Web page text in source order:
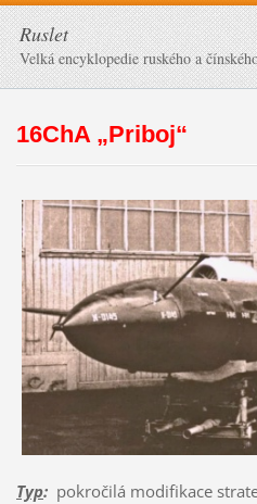
Ruslet
Velká encyklopedie ruského a
16ChA „Priboj“
Typ:pokročilá modifikace